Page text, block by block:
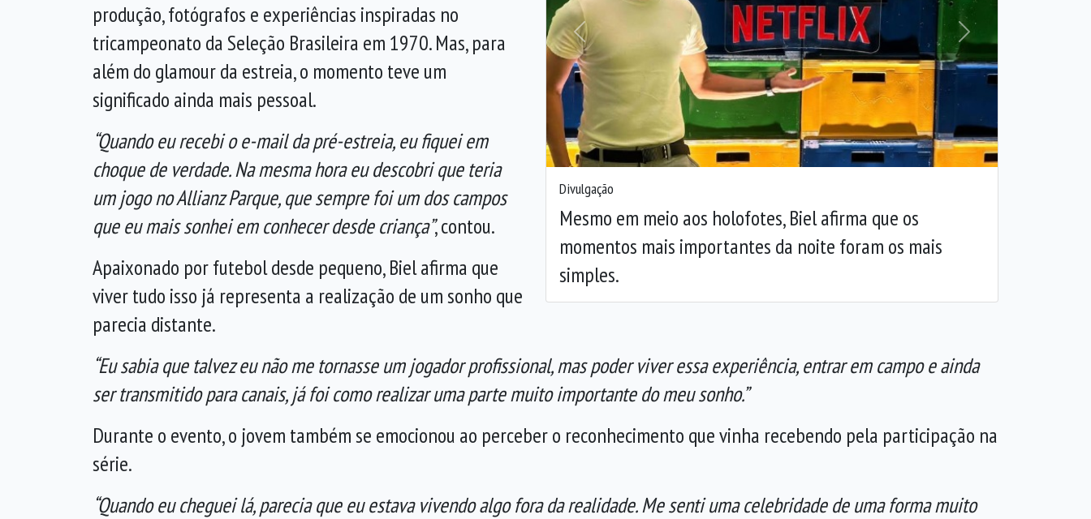
Divulgação
Mesmo em meio aos holofotes, Biel afirma que os
momentos mais importantes da noite foram os mais
simples.
Anterior Próxima
produção, fotógrafos e experiências inspiradas no
tricampeonato da Seleção Brasileira em 1970. Mas, para
além do glamour da estreia, o momento teve um
significado ainda mais pessoal.
“Quando eu recebi o e-mail da pré-estreia, eu fiquei em
choque de verdade. Na mesma hora eu descobri que teria
um jogo no Allianz Parque, que sempre foi um dos campos
que eu mais sonhei em conhecer desde criança”, contou.
Apaixonado por futebol desde pequeno, Biel afirma que
viver tudo isso já representa a realização de um sonho que
parecia distante.
“Eu sabia que talvez eu não me tornasse um jogador profissional, mas poder viver essa experiência, entrar em campo e ainda
ser transmitido para canais, já foi como realizar uma parte muito importante do meu sonho.”
Durante o evento, o jovem também se emocionou ao perceber o reconhecimento que vinha recebendo pela participação na
série.
“Quando eu cheguei lá, parecia que eu estava vivendo algo fora da realidade. Me senti uma celebridade de uma forma muito